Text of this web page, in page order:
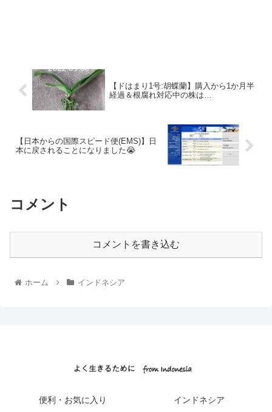
【ドはまり1号:胡蝶蘭】購入から1か月半
経過＆根腐れ対応中の株は…
【日本からの国際スピード便(EMS)】日
本に戻されることになりました😭
コメント
コメントを書き込む
ホーム インドネシア
便利・お気に入り インドネシア